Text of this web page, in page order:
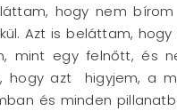
hogy nem
Azt is beláttam,
mint egy felnőtt, és
hogy azt higyjem, a
és minden